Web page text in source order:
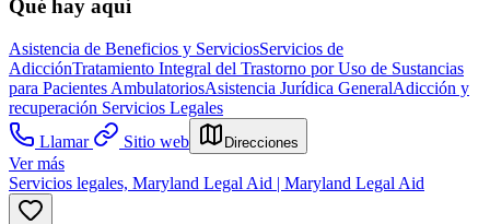
Qué hay aquí
Asistencia de Beneficios y ServiciosServicios de
AdicciónTratamiento Integral del Trastorno por Uso de Sustancias
para Pacientes AmbulatoriosAsistencia Jurídica GeneralAdicción y
recuperación Servicios Legales
Llamar
Sitio web Direcciones
Ver más
Servicios legales, Maryland Legal Aid | Maryland Legal Aid